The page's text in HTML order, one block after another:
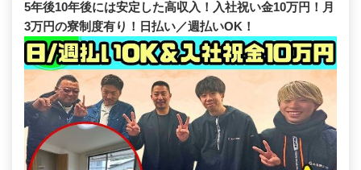
5年後10年後には安定した高収入！入社祝い金10万円！月
3万円の寮制度有り！日払い／週払いOK！